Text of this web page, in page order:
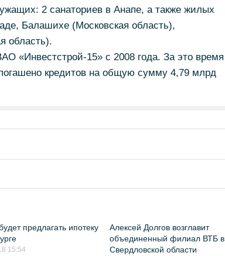
2 санаториев в Анапе, а также жилых
Балашихе (Московская область),
область).
«Инвестстрой-15» с 2008 года. За это время
кредитов на общую сумму 4,79 млрд
предлагать ипотеку
15:54
Алексей Долгов возглавит
объединенный филиал ВТБ в
Свердловской области